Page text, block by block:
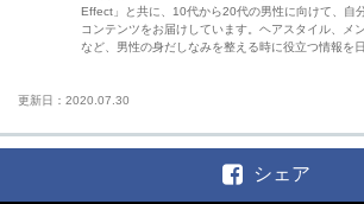
Effect」と共に、10代から20代の男性に向けて、自
コンテンツをお届けしています。ヘアスタイル、メ
など、男性の身だしなみを整える時に役立つ情報を日
更新日：2020.07.30
シェア